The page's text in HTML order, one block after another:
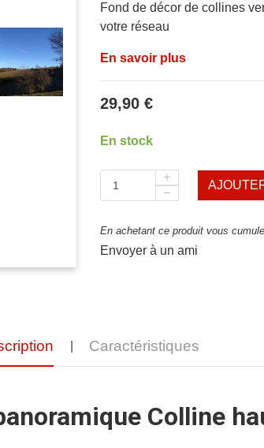
Fond de décor de collines
votre réseau
En savoir plus
29,90 €
En stock
En achetant ce produit vous
Envoyer à un ami
Caractéristiques
Colline